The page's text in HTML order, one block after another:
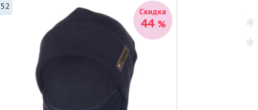
Скидка
44 %
52